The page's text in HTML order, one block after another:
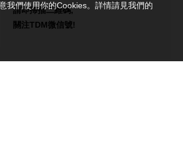
請即掃描二維碼,
關注TDM微信號!
我們使用你的Cookies。詳情請見我們的